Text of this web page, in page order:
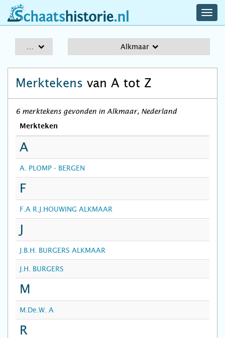
schaatshistorie.nl
Alkmaar
Merktekens van A tot Z
6 merktekens gevonden in Alkmaar, Nederland
Merkteken
A
A. PLOMP - BERGEN
F
F.A R.J.HOUWING ALKMAAR
J
J.B.H. BURGERS ALKMAAR
J.H. BURGERS
M
M.De.W. A
R